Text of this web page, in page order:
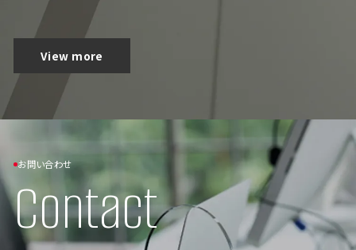
View more
お問い合わせ
Contact